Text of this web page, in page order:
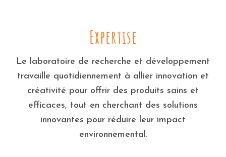
Expertise
Le laboratoire de recherche et développement
travaille quotidiennement à allier innovation et
créativité pour offrir des produits sains et
efficaces, tout en cherchant des solutions
innovantes pour réduire leur impact
environnemental.